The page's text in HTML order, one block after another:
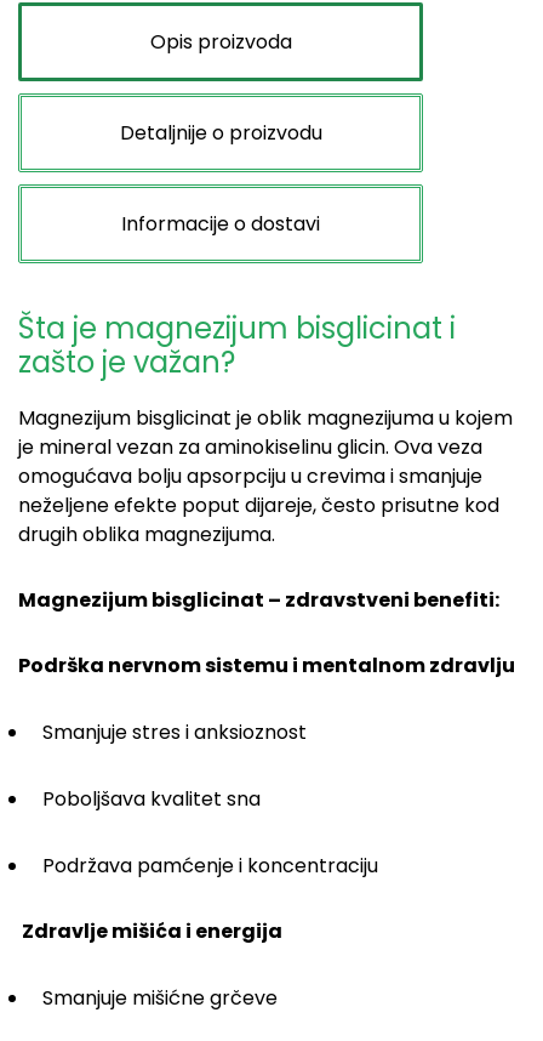
Opis proizvoda
Detaljnije o proizvodu
Informacije o dostavi
Šta je magnezijum bisglicinat i
zašto je važan?
Magnezijum bisglicinat je oblik magnezijuma u kojem
je mineral vezan za aminokiselinu glicin. Ova veza
omogućava bolju apsorpciju u crevima i smanjuje
neželjene efekte poput dijareje, često prisutne kod
drugih oblika magnezijuma.
Magnezijum bisglicinat – zdravstveni benefiti:
Podrška nervnom sistemu i mentalnom zdravlju
Smanjuje stres i anksioznost
Poboljšava kvalitet sna
Podržava pamćenje i koncentraciju
Zdravlje mišića i energija
Smanjuje mišićne grčeve